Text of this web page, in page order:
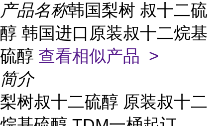
产品名称韩国梨树 叔十二硫
醇 韩国进口原装叔十二烷基
硫醇 查看相似产品 >
简介
梨树叔十二硫醇 原装叔十二